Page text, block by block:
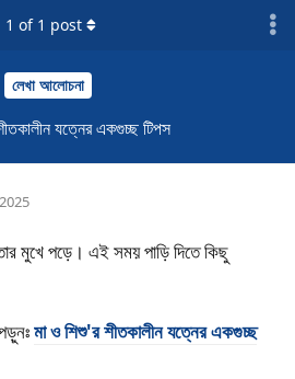
লেখা আলোচনা
যত্নের একগুচ্ছ টিপস
1 of 1 post
মুখে পড়ে। এই সময় পাড়ি দিতে কিছু
মা ও শিশু'র শীতকালীন যত্নের একগুচ্ছ